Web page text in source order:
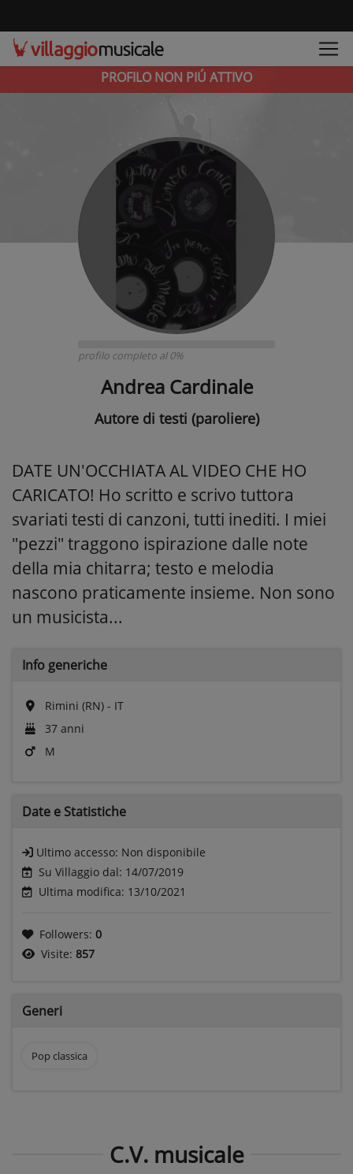
PROFILO NON PIÚ ATTIVO
profilo completo al 0%
Andrea Cardinale
Autore di testi (paroliere)
DATE UN'OCCHIATA AL VIDEO CHE HO
CARICATO! Ho scritto e scrivo tuttora
svariati testi di canzoni, tutti inediti. I miei
"pezzi" traggono ispirazione dalle note
della mia chitarra; testo e melodia
nascono praticamente insieme. Non sono
un musicista...
Info generiche
Rimini (RN) - IT
37 anni
M
Date e Statistiche
Ultimo accesso: Non disponibile
Su Villaggio dal: 14/07/2019
Ultima modifica: 13/10/2021
Followers: 0
Visite: 857
Generi
Pop classica
C.V. musicale